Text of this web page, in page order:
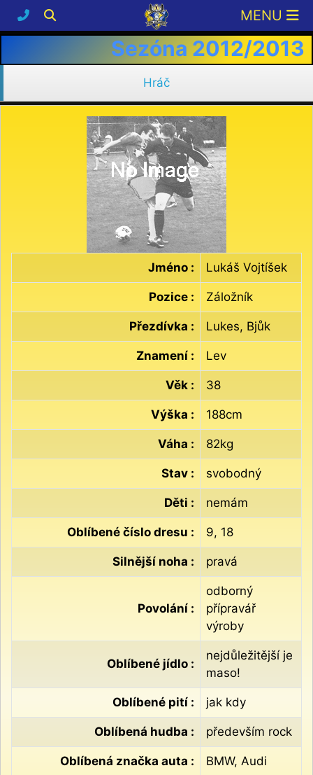
Sezóna 2012/2013
Hráč
Jméno : Lukáš Vojtíšek
Pozice : Záložník
Přezdívka : Lukes, Bjůk
Znamení : Lev
Věk : 38
Výška : 188cm
Váha : 82kg
Stav : svobodný
Děti : nemám
Oblíbené číslo dresu : 9, 18
Silnější noha : pravá
Povolání :
odborný
přípravář
výroby
Oblíbené jídlo :
nejdůležitější je
maso!
Oblíbené pití : jak kdy
Oblíbená hudba : především rock
Oblíbená značka auta : BMW, Audi